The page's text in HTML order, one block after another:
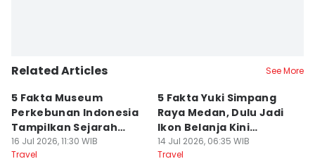
Related Articles See More
5 Fakta Museum
Perkebunan Indonesia
Tampilkan Sejarah
Tanah Deli
16 Jul 2026, 11:30 WIB
Travel
5 Fakta Yuki Simpang
Raya Medan, Dulu Jadi
Ikon Belanja Kini
Ditinggalkan
14 Jul 2026, 06:35 WIB
Travel